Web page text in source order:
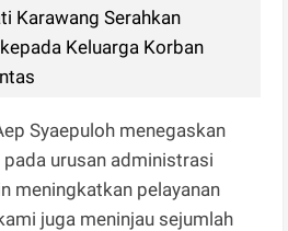
Karawang Serahkan
Keluarga Korban
Syaepuloh menegaskan
urusan administrasi
meningkatkan pelayanan
juga meninjau sejumlah